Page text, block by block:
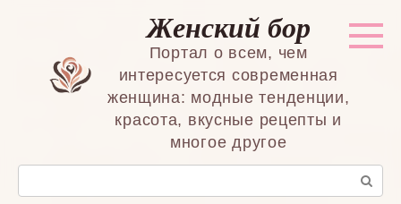
Женский бор
Портал о всем, чем
интересуется современная
женщина: модные тенденции,
красота, вкусные рецепты и
многое другое
Поиск: